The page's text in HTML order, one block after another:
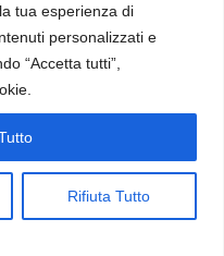
tua esperienza di
personalizzati e
“Accetta tutti”,
Rifiuta Tutto
Via Colle dei Frati, 5 -
RMPS07701G | Cod Mecc
PEC: